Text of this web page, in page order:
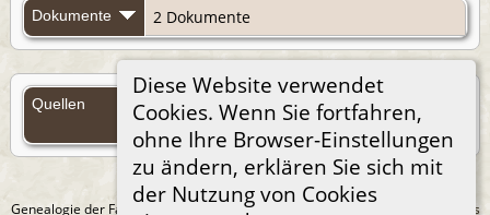
Diese Website verwendet
Cookies. Wenn Sie fortfahren,
ohne Ihre Browser-Einstellungen
zu ändern, erklären Sie sich mit
der Nutzung von Cookies
Dokumente 2 Dokumente
Quellen
Quellen (Anmelden)
Genealogie der Familie Treichel aus Berlin. - erstellt und betreut von Andreas